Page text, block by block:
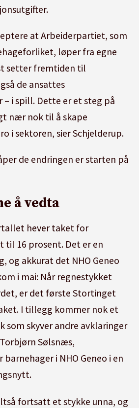
at Arbeiderpartiet, som
løper fra egne
setter fremtiden til
de ansattes
– i spill. Dette er et steg på
nær nok til å skape
i sektoren, sier Schjelderup.
de endringen er starten på
å vedta
hever taket for
til 16 prosent. Det er en
og akkurat det NHO Geneo
i mai: Når regnestykket
er det første Stortinget
I tillegg kommer nok et
som skyver andre avklaringer
Sølsnæs,
i NHO Geneo i en
fortsatt et stykke unna, og